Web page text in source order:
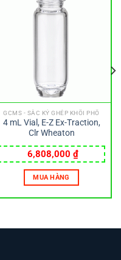
GCMS - SẮC KÝ GHÉP KHỐI PHỔ
4 mL Vial, E-Z Ex-Traction,
Clr Wheaton
6,808,000 ₫
MUA HÀNG